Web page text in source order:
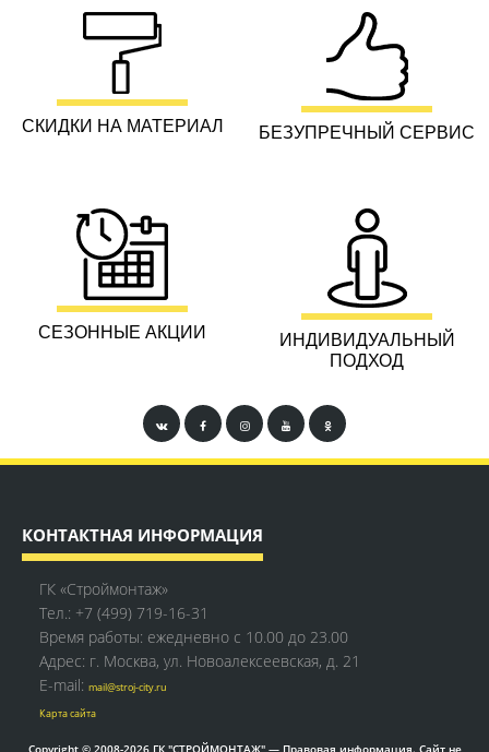
СКИДКИ НА МАТЕРИАЛ БЕЗУПРЕЧНЫЙ СЕРВИС
СЕЗОННЫЕ АКЦИИ
ИНДИВИДУАЛЬНЫЙ
ПОДХОД
КОНТАКТНАЯ ИНФОРМАЦИЯ
ГК «Строймонтаж»
Тел.: +7 (499) 719-16-31
Время работы: ежедневно с 10.00 до 23.00
Адрес: г. Москва, ул. Новоалексеевская, д. 21
E-mail: mail@stroj-city.ru
Карта сайта